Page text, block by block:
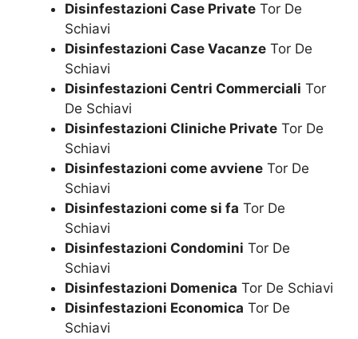
Disinfestazioni Case Private Tor De
Schiavi
Disinfestazioni Case Vacanze Tor De
Schiavi
Disinfestazioni Centri Commerciali Tor
De Schiavi
Disinfestazioni Cliniche Private Tor De
Schiavi
Disinfestazioni come avviene Tor De
Schiavi
Disinfestazioni come si fa Tor De
Schiavi
Disinfestazioni Condomini Tor De
Schiavi
Disinfestazioni Domenica Tor De Schiavi
Disinfestazioni Economica Tor De
Schiavi